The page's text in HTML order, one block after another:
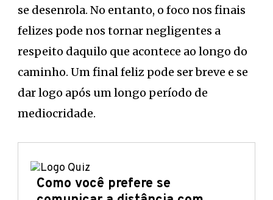
se desenrola. No entanto, o foco nos finais
felizes pode nos tornar negligentes a
respeito daquilo que acontece ao longo do
caminho. Um final feliz pode ser breve e se
dar logo após um longo período de
mediocridade.
Como você prefere se